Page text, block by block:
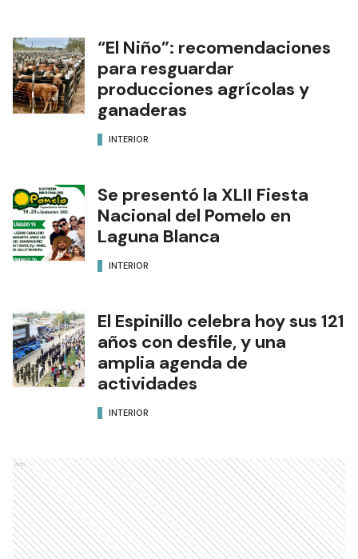
“El Niño”: recomendaciones
para resguardar
producciones agrícolas y
ganaderas
INTERIOR
Se presentó la XLII Fiesta
Nacional del Pomelo en
Laguna Blanca
INTERIOR
El Espinillo celebra hoy sus 121
años con desfile, y una
amplia agenda de
actividades
INTERIOR
Ads